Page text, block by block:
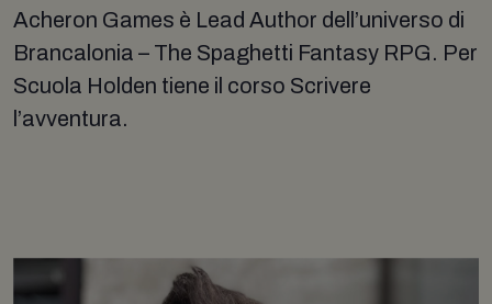
Acheron Games è Lead Author dell’universo di
Brancalonia – The Spaghetti Fantasy RPG. Per
Scuola Holden tiene il corso Scrivere
l’avventura.